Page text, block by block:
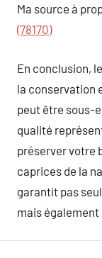
Ma source à
(78170)
En conclusion,
la conservation
peut être sous-
qualité
préserver votre
caprices de la
garantit pas
mais également